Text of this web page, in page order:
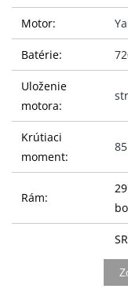
Motor:
Batérie:
Uloženie
motora:
Krútiaci
moment:
85
Rám: